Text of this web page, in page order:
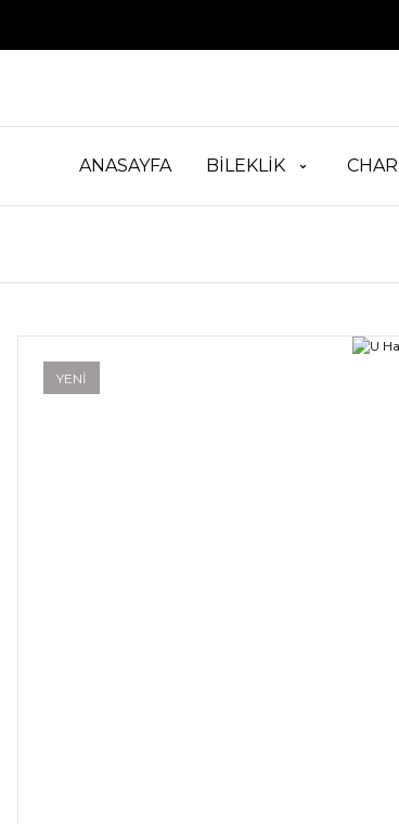
ANASAYFA BİLEKLİK
YENİ